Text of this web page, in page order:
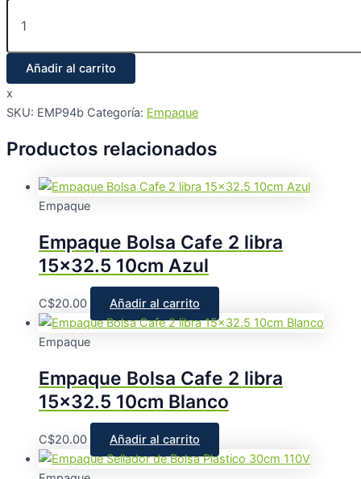
Añadir al carrito
x
SKU: EMP94b Categoría: Empaque
Productos relacionados
Empaque
Empaque Bolsa Cafe 2 libra
15×32.5 10cm Azul
C$20.00 Añadir al carrito
Empaque
Empaque Bolsa Cafe 2 libra
15×32.5 10cm Blanco
C$20.00 Añadir al carrito